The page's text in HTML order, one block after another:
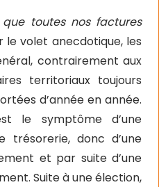
que toutes nos factures
le volet anecdotique, les
contrairement aux
territoriaux toujours
d’année en année.
le symptôme d’une
trésorerie, donc d’une
et par suite d’une
Suite à une élection,